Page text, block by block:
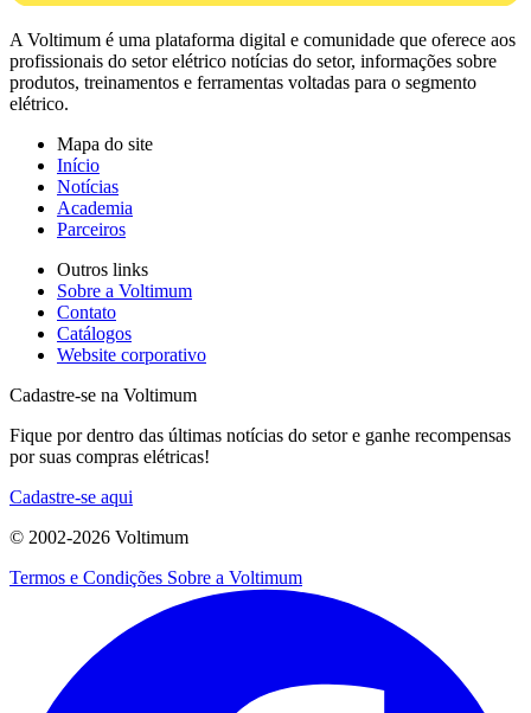
A Voltimum é uma plataforma digital e comunidade que oferece aos
profissionais do setor elétrico notícias do setor, informações sobre
produtos, treinamentos e ferramentas voltadas para o segmento
elétrico.
Mapa do site
Início
Notícias
Academia
Parceiros
Outros links
Sobre a Voltimum
Contato
Catálogos
Website corporativo
Cadastre-se na Voltimum
Fique por dentro das últimas notícias do setor e ganhe recompensas
por suas compras elétricas!
Cadastre-se aqui
© 2002-2026 Voltimum
Termos e Condições Sobre a Voltimum